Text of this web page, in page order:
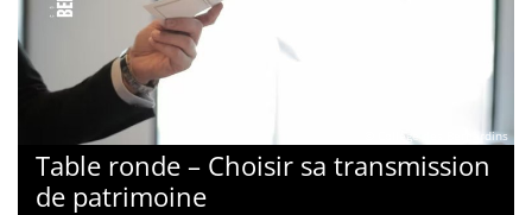
© Collège des Bernardins
Table ronde – Choisir sa transmission
de patrimoine